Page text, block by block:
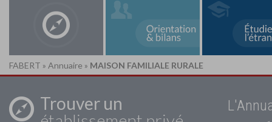
FABERT » Annuaire » MAISON FAMILIALE RURALE
Trouver un